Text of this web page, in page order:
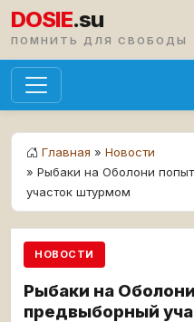
DOSIE.su
ПОМНИТЬ ДЛЯ СВОБОДЫ
Главная » Новости
» Рыбаки на Оболони
участок штурмом
НОВОСТИ
Рыбаки на
предвыборный